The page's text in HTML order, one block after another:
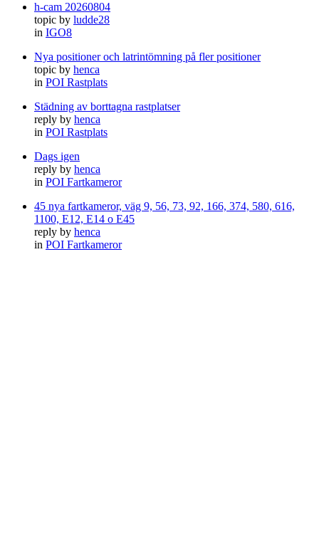
h-cam 20260804
topic by ludde28
in IGO8
Nya positioner och latrintömning på fler positioner
topic by henca
in POI Rastplats
Städning av borttagna rastplatser
reply by henca
in POI Rastplats
Dags igen
reply by henca
in POI Fartkameror
45 nya fartkameror, väg 9, 56, 73, 92, 166, 374, 580, 616,
1100, E12, E14 o E45
reply by henca
in POI Fartkameror